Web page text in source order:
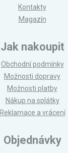
Kontakty
Magazín
Jak nakoupit
Obchodní podmínky
Možnosti dopravy
Možnosti platby
Nákup na splátky
Reklamace a vrácení
Objednávky